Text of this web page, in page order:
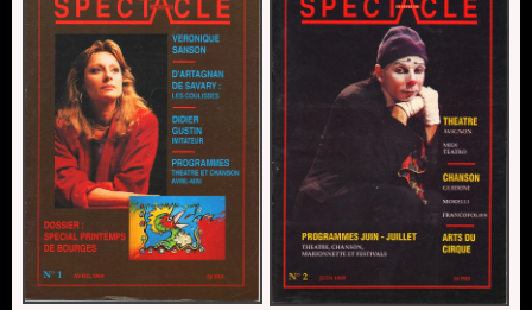
Dispositif SACD Auteurs d'espaces : les lauréats 2026
18/03/2026